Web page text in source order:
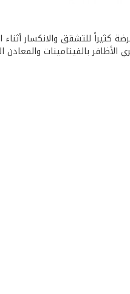
كثيراً للتشقق والانكسار
بالفيتامينات والمعادن